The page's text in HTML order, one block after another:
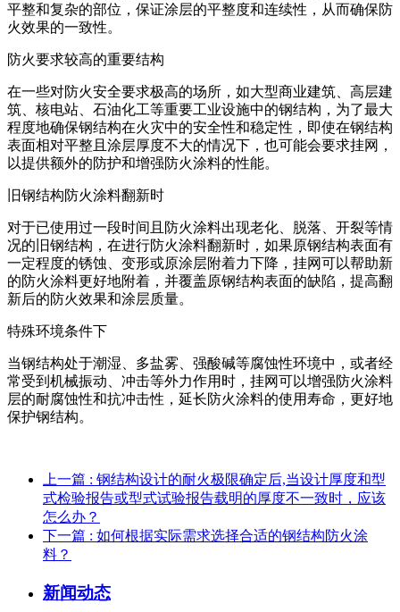
平整和复杂的部位，保证涂层的平整度和连续性，从而确保防
火效果的一致性。
防火要求较高的重要结构
在一些对防火安全要求极高的场所，如大型商业建筑、高层建
筑、核电站、石油化工等重要工业设施中的钢结构，为了最大
程度地确保钢结构在火灾中的安全性和稳定性，即使在钢结构
表面相对平整且涂层厚度不大的情况下，也可能会要求挂网，
以提供额外的防护和增强防火涂料的性能。
旧钢结构防火涂料翻新时
对于已使用过一段时间且防火涂料出现老化、脱落、开裂等情
况的旧钢结构，在进行防火涂料翻新时，如果原钢结构表面有
一定程度的锈蚀、变形或原涂层附着力下降，挂网可以帮助新
的防火涂料更好地附着，并覆盖原钢结构表面的缺陷，提高翻
新后的防火效果和涂层质量。
特殊环境条件下
当钢结构处于潮湿、多盐雾、强酸碱等腐蚀性环境中，或者经
常受到机械振动、冲击等外力作用时，挂网可以增强防火涂料
层的耐腐蚀性和抗冲击性，延长防火涂料的使用寿命，更好地
保护钢结构。
上一篇 : 钢结构设计的耐火极限确定后,当设计厚度和型
式检验报告或型式试验报告载明的厚度不一致时，应该
怎么办？
下一篇 : 如何根据实际需求选择合适的钢结构防火涂
料？
新闻动态